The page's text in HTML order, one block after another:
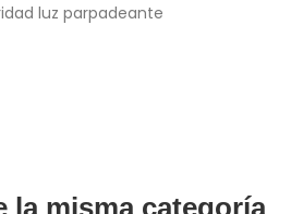
luz parpadeante
la misma categoría